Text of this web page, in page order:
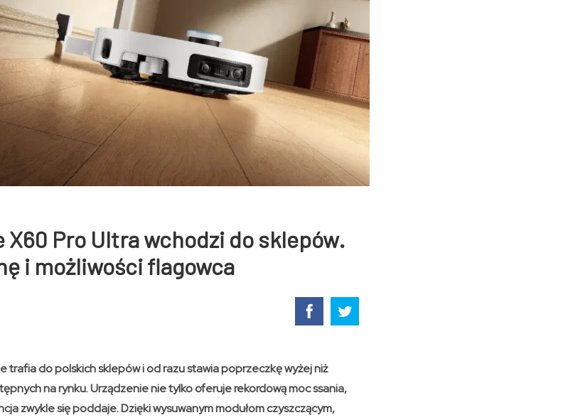
X60 Pro Ultra wchodzi do sklepów.
i możliwości flagowca
trafia do polskich sklepów i od razu stawia poprzeczkę wyżej niż
na rynku. Urządzenie nie tylko oferuje rekordową moc ssania,
zwykle się poddaje. Dzięki wysuwanym modułom czyszczącym,